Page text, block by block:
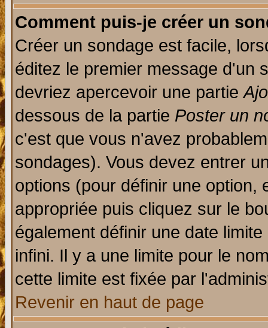
Comment puis-je créer un
Créer un sondage est facile,
éditez le premier message d'un
devriez apercevoir une partie
dessous de la partie Poster un
c'est que vous n'avez
sondages). Vous devez entrer
options (pour définir une option,
appropriée puis cliquez sur le
également définir une date
infini. Il y a une limite pour le
cette limite est fixée par
Revenir en haut de page